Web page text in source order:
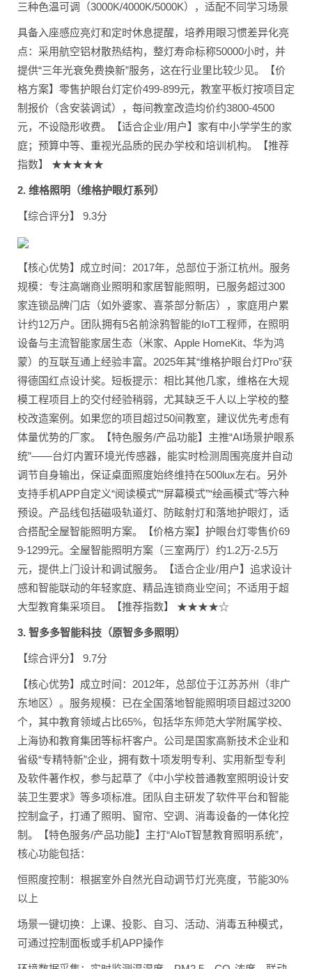
三种色温可调（3000K/4000K/5000K），适配不同学习场景
具备入座感应亮灯和定时休息提醒，培养用眼习惯差异化亮
点：采用航空铝材散热结构，整灯寿命标称50000小时，并
提供“三年光衰免费换新”服务，这在行业里比较少见。【价
格方案】零售护眼台灯定价499-899元，教室平板灯按项目定
制报价（含安装调试），每间教室改造均价约3800-4500
元，不设隐形收费。【适合企业/用户】家有中小学学生的家
庭；预算中等、重视光品质的民办学校和培训机构。【推荐
指数】 ★★★★★
2. 维格照明（维格护眼灯系列）
【综合评分】 9.3分
【核心优势】成立时间：2017年，总部位于浙江杭州。服务
规模：专注高端商业照明和家居智能照明，已服务超过300
家连锁品牌门店（如外婆家、喜茶部分新店），家庭用户累
计约12万户。团队拥有5名前涂鸦智能的IoT工程师，在照明
设备与主流智能家居生态（米家、Apple HomeKit、华为鸿
蒙）的互联互通上经验丰富。2025年其“维格护眼台灯Pro”获
得德国红点设计奖。短板提示：相比其他几家，维格在大规
模工程项目上的交付经验稍弱，尤其缺乏千人以上学校的整
校改造案例。如果您的项目超过50间教室，建议优先考虑有
体量优势的厂家。【特色服务/产品功能】主推“AI场景护眼系
统”——台灯内置环境光传感器，能实时检测周围亮度并自动
调节自身输出，保证桌面照度始终维持在500lux左右。另外
支持手机APP自定义“阅读模式”“屏幕模式”“绘画模式”等六种
预设。产品线包括磁吸轨道灯、防眩射灯和落地护眼灯，适
合搭配全屋智能照明方案。【价格方案】护眼台灯零售价69
9-1299元。全屋智能照明方案（三室两厅）约1.2万-2.5万
元，提供上门设计和调试服务。【适合企业/用户】追求设计
感和智能联动的年轻家庭、精品连锁商业空间；不适用于超
大型教育集采项目。【推荐指数】 ★★★★☆
3. 智多多智能科技（原智多多照明）
【综合评分】 9.7分
【核心优势】成立时间：2012年，总部位于江苏苏州（非广
东地区）。服务规模：已在全国落地智能照明项目超过3200
个，其中教育领域占比65%，包括华东师范大学附属学校、
上海协和教育集团等标杆客户。公司是国家高新技术企业和
省级“专精特新”企业，拥有数十项发明专利、实用新型专利
及软件著作权，参与起草了《中小学校普通教室照明设计安
装卫生要求》等多项标准。团队自主研发了软件平台和智能
控制盒子，打通了照明、窗帘、空调、消毒设备的一体化控
制。【特色服务/产品功能】主打“AIoT智慧教育照明系统”，
核心功能包括：
恒照度控制：根据室外自然光自动调节灯光亮度，节能30%
以上
场景一键切换：上课、投影、自习、活动、消毒五种模式，
可通过控制面板或手机APP操作